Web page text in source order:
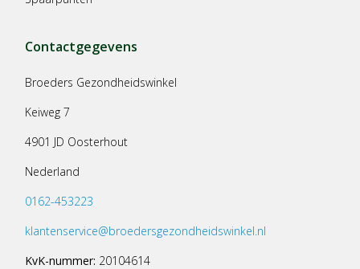
Contactgegevens
Broeders Gezondheidswinkel
Keiweg 7
4901 JD Oosterhout
Nederland
0162-453223
klantenservice@broedersgezondheidswinkel.nl
KvK-nummer: 20104614